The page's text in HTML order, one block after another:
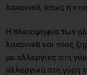
λαχανικά, όπως η
Η πλειοψηφία των
λαχανικά και τους
με αλλεργίες στη
αλλεργικά στη γύρη